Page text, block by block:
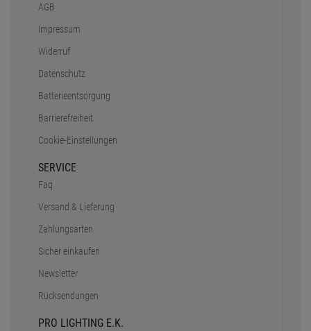
AGB
Impressum
Widerruf
Datenschutz
Batterieentsorgung
Barrierefreiheit
Cookie-Einstellungen
SERVICE
Faq
Versand & Lieferung
Zahlungsarten
Sicher einkaufen
Newsletter
Rücksendungen
PRO LIGHTING E.K.